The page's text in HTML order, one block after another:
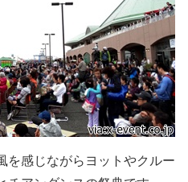
を感じながらヨットやクルー